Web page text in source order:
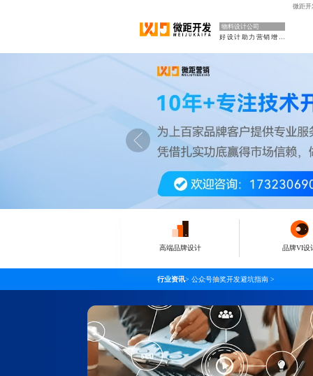
微距开
物料设计公司
好设计助力营销增长
高端品牌设计 品牌VI设
行业资讯> 公众号抽奖开发避坑指南 >